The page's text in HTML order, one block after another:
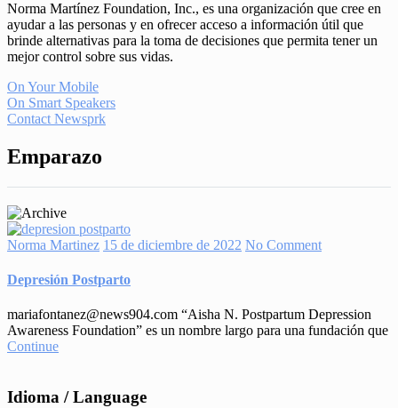
Norma Martínez Foundation, Inc., es una organización que cree en
ayudar a las personas y en ofrecer acceso a información útil que
brinde alternativas para la toma de decisiones que permita tener un
mejor control sobre sus vidas.
On Your Mobile
On Smart Speakers
Contact Newsprk
Emparazo
Norma Martinez 15 de diciembre de 2022 No Comment
Depresión Postparto
mariafontanez@news904.com “Aisha N. Postpartum Depression
Awareness Foundation” es un nombre largo para una fundación que
Continue
Idioma / Language